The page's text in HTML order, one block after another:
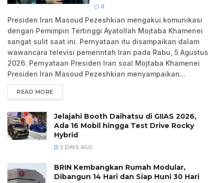
0
Presiden Iran Masoud Pezeshkian mengakui komunikasi
dengan Pemimpin Tertinggi Ayatollah Mojtaba Khamenei
sangat sulit saat ini. Pernyataan itu disampaikan dalam
wawancara televisi pemerintah Iran pada Rabu, 5 Agustus
2026. Pernyataan Presiden Iran soal Mojtaba Khamenei
Presiden Iran Masoud Pezeshkian menyampaikan...
READ MORE
Jelajahi Booth Daihatsu di GIIAS 2026,
Ada 16 Mobil hingga Test Drive Rocky
Hybrid
2 DAYS AGO
BRIN Kembangkan Rumah Modular,
Dibangun 14 Hari dan Siap Huni 30 Hari